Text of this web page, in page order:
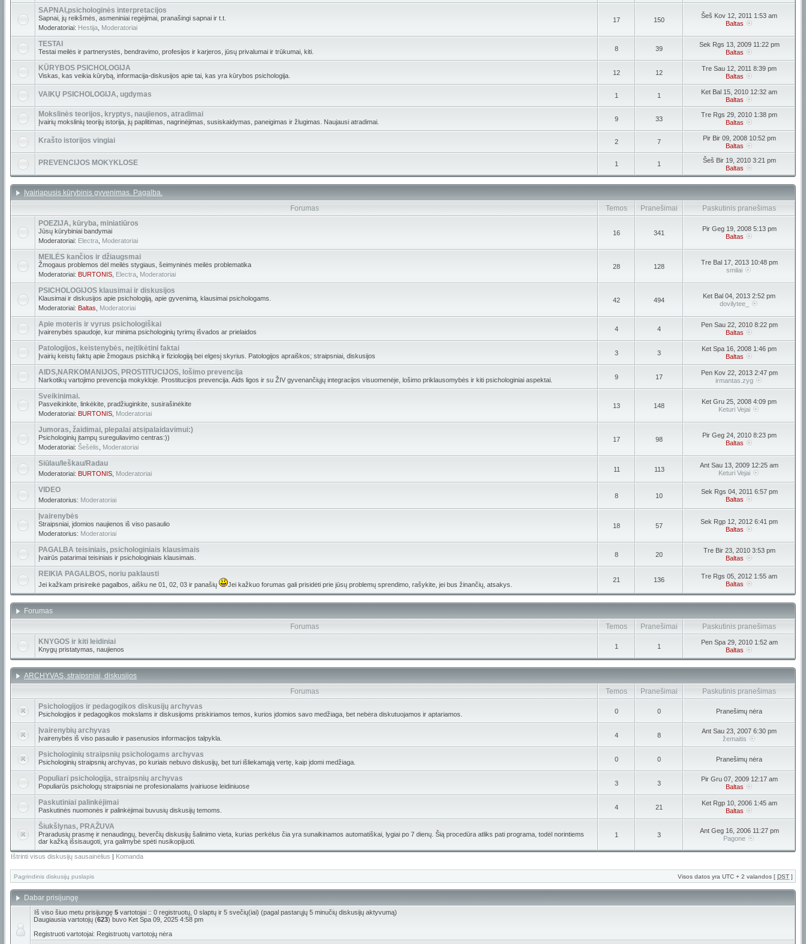
SAPNAI,psichologinės interpretacijos
Sapnai, jų reikšmės, asmeniniai regėjimai, pranašingi sapnai ir t.t.
Moderatoriai: Hestija Moderatoriai
17 150
Šeš Kov 12, 2011 1:53 am
Baltas
TESTAI
Testai meilės ir partnerystės, bendravimo, profesijos ir karjeros, jūsų privalumai ir trūkumai, kiti. 8 39
Sek Rgs 13, 2009 11:22 pm
Baltas
KŪRYBOS PSICHOLOGIJA
Viskas, kas veikia kūrybą, informacija-diskusijos apie tai, kas yra kūrybos psichologija. 12 12
Tre Sau 12, 2011 8:39 pm
Baltas
VAIKŲ PSICHOLOGIJA, ugdymas 1 1
Ket Bal 15, 2010 12:32 am
Baltas
Mokslinės teorijos, kryptys, naujienos, atradimai
Įvairių mokslinių teorijų istorija, jų paplitimas, nagrinėjimas, susiskaidymas, paneigimas ir žlugimas. Naujausi atradimai. 9 33
Tre Rgs 29, 2010 1:38 pm
Baltas
Krašto istorijos vingiai 2 7
Pir Bir 09, 2008 10:52 pm
Baltas
PREVENCIJOS MOKYKLOSE 1 1
Šeš Bir 19, 2010 3:21 pm
Baltas
Įvairiapusis kūrybinis gyvenimas. Pagalba.
Forumas
Temos Pranešimai
Paskutinis pranešimas
POEZIJA, kūryba, miniatiūros
Jūsų kūrybiniai bandymai
Moderatoriai: Electra Moderatoriai
16 341
Pir Geg 19, 2008 5:13 pm
Baltas
MEILĖS kančios ir džiaugsmai
Žmogaus problemos dėl meilės stygiaus, šeimyninės meilės problematika
Moderatoriai: BURTONIS Electra Moderatoriai
28 128
Tre Bal 17, 2013 10:48 pm
smilai
PSICHOLOGIJOS klausimai ir diskusijos
Klausimai ir diskusijos apie psichologiją, apie gyvenimą, klausimai psichologams.
Moderatoriai: Baltas Moderatoriai
42 494
Ket Bal 04, 2013 2:52 pm
dovilytee_
Apie moteris ir vyrus psichologiškai
Įvairenybės spaudoje, kur minima psichologinių tyrimų išvados ar prielaidos 4 4
Pen Sau 22, 2010 8:22 pm
Baltas
Patologijos, keistenybės, neįtikėtini faktai
Įvairių keistų faktų apie žmogaus psichiką ir fiziologiją bei elgesį skyrius. Patologijos apraiškos; straipsniai, diskusijos 3 3
Ket Spa 16, 2008 1:46 pm
Baltas
AIDS,NARKOMANIJOS, PROSTITUCIJOS, lošimo prevencija
Narkotikų vartojimo prevencija mokykloje. Prostitucijos prevencija. Aids ligos ir su ŽIV gyvenančiųjų integracijos visuomenėje, lošimo priklausomybės ir kiti psichologiniai aspektai. 9 17
Pen Kov 22, 2013 2:47 pm
irmantas.zyg
Sveikinimai.
Pasveikinkite, linkėkite, pradžiuginkite, susirašinėkite
Moderatoriai: BURTONIS Moderatoriai
13 148
Ket Gru 25, 2008 4:09 pm
Keturi Vejai
Jumoras, žaidimai, plepalai atsipalaidavimui:)
Psichologinių įtampų sureguliavimo centras:))
Moderatoriai: Šešėlis Moderatoriai
17 98
Pir Geg 24, 2010 8:23 pm
Baltas
Siūlau/Ieškau/Radau
Moderatoriai: BURTONIS Moderatoriai
11 113
Ant Sau 13, 2009 12:25 am
Keturi Vejai
VIDEO
Moderatorius: Moderatoriai
8 10
Sek Rgs 04, 2011 6:57 pm
Baltas
Įvairenybės
Straipsniai, įdomios naujienos iš viso pasaulio
Moderatorius: Moderatoriai
18 57
Sek Rgp 12, 2012 6:41 pm
Baltas
PAGALBA teisiniais, psichologiniais klausimais
Įvairūs patarimai teisiniais ir psichologiniais klausimais. 8 20
Tre Bir 23, 2010 3:53 pm
Baltas
REIKIA PAGALBOS, noriu paklausti
Jei kažkam prisireikė pagalbos, aišku ne 01, 02, 03 ir panašių Jei kažkuo forumas gali prisidėti prie jūsų problemų sprendimo, rašykite, jei bus žinančių, atsakys.
21 136
Tre Rgs 05, 2012 1:55 am
Baltas
Forumas
Forumas
Temos Pranešimai
Paskutinis pranešimas
KNYGOS ir kiti leidiniai
Knygų pristatymas, naujienos 1 1
Pen Spa 29, 2010 1:52 am
Baltas
ARCHYVAS, straipsniai, diskusijos
Forumas
Temos Pranešimai
Paskutinis pranešimas
Psichologijos ir pedagogikos diskusijų archyvas
Psichologijos ir pedagogikos mokslams ir diskusijoms priskiriamos temos, kurios įdomios savo medžiaga, bet nebėra diskutuojamos ir aptariamos. 0 0 Pranešimų nėra
Įvairenybių archyvas
Įvairenybės iš viso pasaulio ir pasenusios informacijos talpykla. 4 8
Ant Sau 23, 2007 6:30 pm
žemaitis
Psichologinių straipsnių psichologams archyvas
Psichologinių straipsnių archyvas, po kuriais nebuvo diskusijų, bet turi išliekamąją vertę, kaip įdomi medžiaga. 0 0 Pranešimų nėra
Populiari psichologija, straipsnių archyvas
Populiarūs psichologų straipsniai ne profesionalams įvairiuose leidiniuose 3 3
Pir Gru 07, 2009 12:17 am
Baltas
Paskutiniai palinkėjimai
Paskutinės nuomonės ir palinkėjimai buvusių diskusijų temoms. 4 21
Ket Rgp 10, 2006 1:45 am
Baltas
Šiukšlynas, PRAŽUVA
Praradusių prasmę ir nenaudingų, beverčių diskusijų šalinimo vieta, kurias perkėlus čia yra sunaikinamos automatiškai, lygiai po 7 dienų. Šią procedūra atliks pati programa, todėl norintiems
dar kažką išsisaugoti, yra galimybė spėti nusikopijuoti.
1 3
Ant Geg 16, 2006 11:27 pm
Pagone
Ištrinti visus diskusijų sausainėlius | Komanda
Pagrindinis diskusijų puslapis Visos datos yra UTC + 2 valandos [ DST ]
Dabar prisijungę
Iš viso šiuo metu prisijungę 5 vartotojai :: 0 registruotų, 0 slaptų ir 5 svečių(iai) (pagal pastarųjų 5 minučių diskusijų aktyvumą)
Daugiausia vartotojų (623) buvo Ket Spa 09, 2025 4:58 pm
Registruoti vartotojai: Registruotų vartotojų nėra